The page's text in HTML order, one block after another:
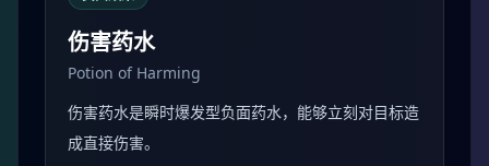
伤害药水
Potion of Harming
伤害药水是瞬时爆发型负面药水，能够立刻对目标造
成直接伤害。